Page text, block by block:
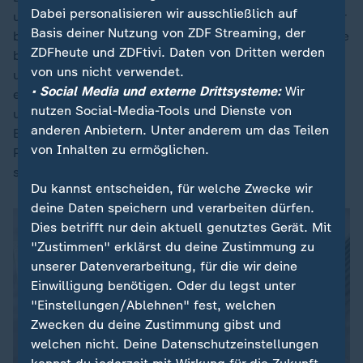
und halten länger. 2024 betrug das Durchschnittsalter
bei Scheidungen 44,6 Jahre bei Frauen und 47,6 Jahre
bei Männern. 1994 betrug es bei Frauen 36,5 Jahre
und bei Männern 39,3 Jahre. Die Durchschnittsdauer
einer Ehe bis zur Scheidung lag 2024 bei 14,7 Jahren
und 1994 bei 12,0 Jahren. 2024 wurden gut 129.300
Ehen geschieden und somit etwas mehr (plus 0,3
Prozent) als im Vorjahr, in dem der niedrigste Stand
seit der deutschen Vereinigung erreicht worden war.
Dabei personalisieren wir ausschließlich auf
Basis deiner Nutzung von ZDF Streaming, der
ZDFheute und ZDFtivi. Daten von Dritten werden
von uns nicht verwendet.
• Social Media und externe Drittsysteme:Wir
nutzen Social-Media-Tools und Dienste von
anderen Anbietern. Unter anderem um das Teilen
von Inhalten zu ermöglichen.
Du kannst entscheiden, für welche Zwecke wir
deine Daten speichern und verarbeiten dürfen.
Dies betrifft nur dein aktuell genutztes Gerät. Mit
"Zustimmen" erklärst du deine Zustimmung zu
unserer Datenverarbeitung, für die wir deine
Einwilligung benötigen. Oder du legst unter
"Einstellungen/Ablehnen" fest, welchen
Zwecken du deine Zustimmung gibst und
welchen nicht. Deine Datenschutzeinstellungen